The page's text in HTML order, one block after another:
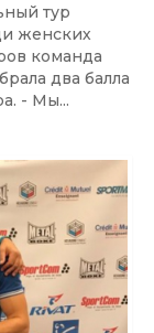
тур
женских
команда
два балла
- Мы...